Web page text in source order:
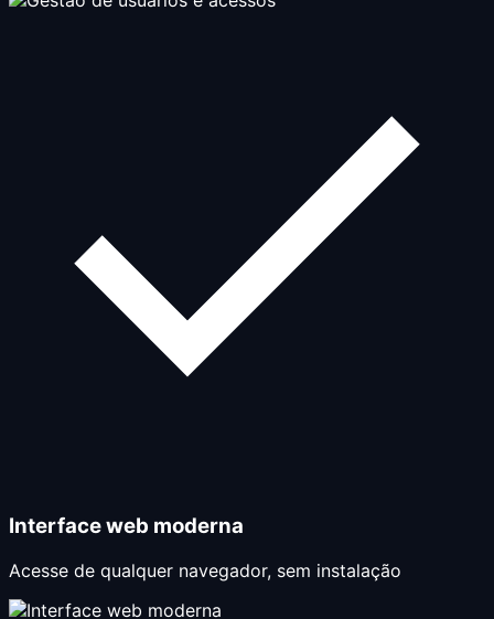
Interface web moderna
Acesse de qualquer navegador, sem instalação